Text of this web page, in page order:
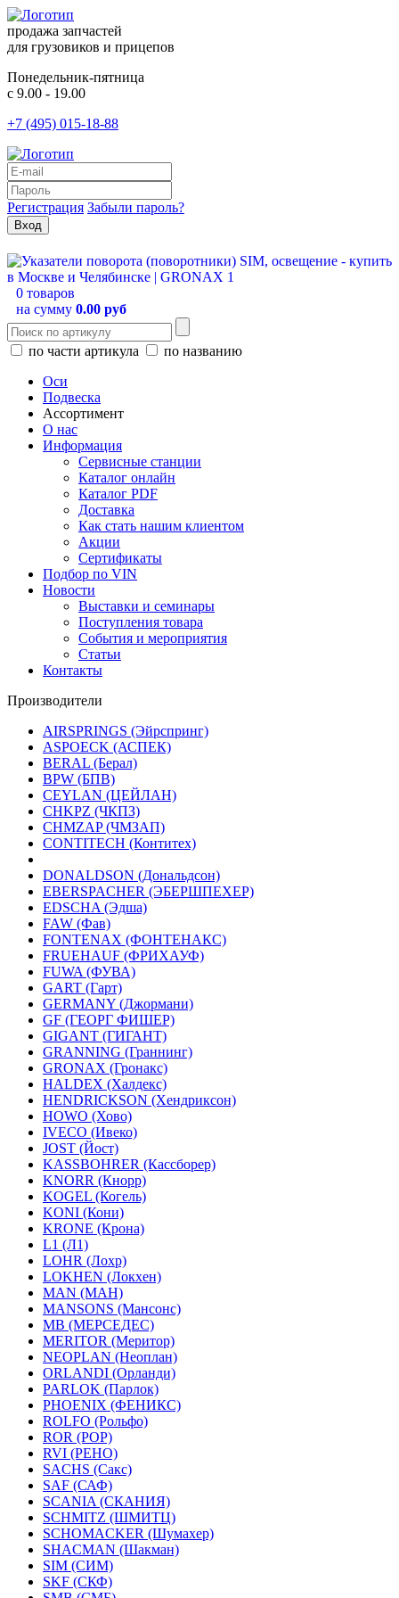
продажа запчастей
для грузовиков и прицепов
Понедельник-пятница
с 9.00 - 19.00
+7 (495) 015-18-88
Регистрация Забыли пароль?
0 товаров
на сумму 0.00 руб
по части артикула
по названию
Оси
Подвеска
Ассортимент
О нас
Информация
Сервисные станции
Каталог онлайн
Каталог PDF
Доставка
Как стать нашим клиентом
Акции
Сертификаты
Подбор по VIN
Новости
Выставки и семинары
Поступления товара
События и мероприятия
Статьи
Контакты
Производители
AIRSPRINGS (Эйрспринг)
ASPOECK (АСПЕК)
BERAL (Берал)
BPW (БПВ)
CEYLAN (ЦЕЙЛАН)
CHKPZ (ЧКПЗ)
CHMZAP (ЧМЗАП)
CONTITECH (Контитех)
DONALDSON (Дональдсон)
EBERSPACHER (ЭБЕРШПЕХЕР)
EDSCHA (Эдша)
FAW (Фав)
FONTENAX (ФОНТЕНАКС)
FRUEHAUF (ФРИХАУФ)
FUWA (ФУВА)
GART (Гарт)
GERMANY (Джормани)
GF (ГЕОРГ ФИШЕР)
GIGANT (ГИГАНТ)
GRANNING (Граннинг)
GRONAX (Гронакс)
HALDEX (Халдекс)
HENDRICKSON (Хендриксон)
HOWO (Хово)
IVECO (Ивеко)
JOST (Йост)
KASSBOHRER (Касcборер)
KNORR (Кнорр)
KOGEL (Когель)
KONI (Кони)
KRONE (Крона)
L1 (Л1)
LOHR (Лохр)
LOKHEN (Локхен)
MAN (МАН)
MANSONS (Мансонс)
MB (МЕРСЕДЕС)
MERITOR (Меритор)
NEOPLAN (Неоплан)
ORLANDI (Орланди)
PARLOK (Парлок)
PHOENIX (ФЕНИКС)
ROLFO (Рольфо)
ROR (РОР)
RVI (РЕНО)
SACHS (Сакс)
SAF (САФ)
SCANIA (СКАНИЯ)
SCHMITZ (ШМИТЦ)
SCHOMACKER (Шумахер)
SHACMAN (Шакман)
SIM (СИМ)
SKF (СКФ)